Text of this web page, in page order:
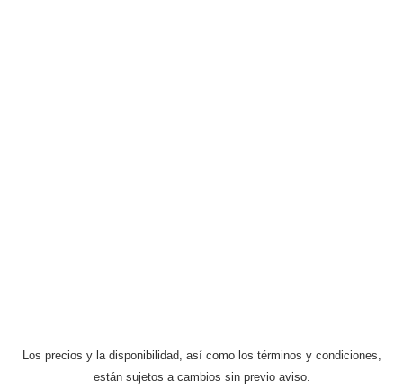
Los precios y la disponibilidad, así como los términos y condiciones,
están sujetos a cambios sin previo aviso.